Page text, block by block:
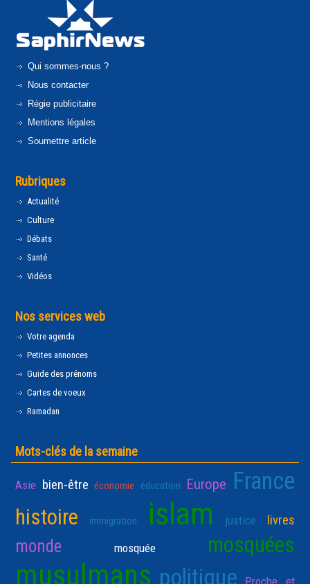
Qui sommes-nous ?
Nous contacter
Régie publicitaire
Mentions légales
Soumettre article
Rubriques
Actualité
Culture
Débats
Santé
Vidéos
Nos services web
Votre agenda
Petites annonces
Guide des prénoms
Cartes de voeux
Ramadan
Mots-clés de la semaine
Asie bien-être économie éducation Europe France
histoire immigration islam justice livres
monde mosquée mosquées
musulmans politique Proche et